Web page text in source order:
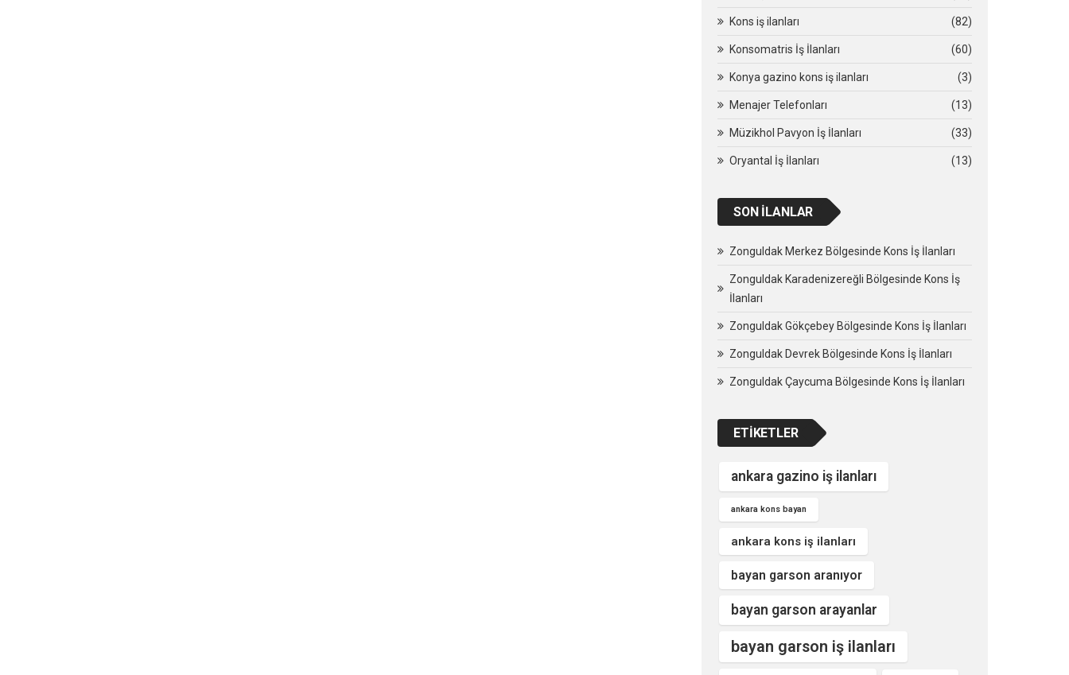
Kons iş ilanları (82)
Konsomatris İş İlanları (60)
Konya gazino kons iş ilanları (3)
Menajer Telefonları (13)
Müzikhol Pavyon İş İlanları (33)
Oryantal İş İlanları (13)
SON İLANLAR
Zonguldak Merkez Bölgesinde Kons İş İlanları
Zonguldak Karadenizereğli Bölgesinde Kons İş
İlanları
Zonguldak Gökçebey Bölgesinde Kons İş İlanları
Zonguldak Devrek Bölgesinde Kons İş İlanları
Zonguldak Çaycuma Bölgesinde Kons İş İlanları
ETIKETLER
ankara gazino iş ilanları
ankara kons bayan
ankara kons iş ilanları
bayan garson aranıyor
bayan garson arayanlar
bayan garson iş ilanları